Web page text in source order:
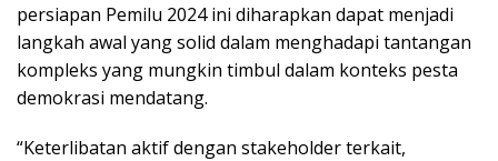
persiapan Pemilu 2024 ini diharapkan dapat menjadi
langkah awal yang solid dalam menghadapi tantangan
kompleks yang mungkin timbul dalam konteks pesta
demokrasi mendatang.
“Keterlibatan aktif dengan stakeholder terkait,